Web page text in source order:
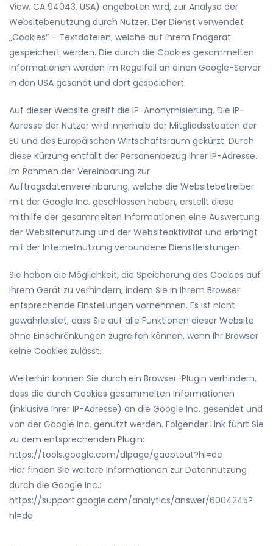
View, CA 94043, USA) angeboten wird, zur Analyse der
Websitebenutzung durch Nutzer. Der Dienst verwendet
„Cookies“ – Textdateien, welche auf Ihrem Endgerät
gespeichert werden. Die durch die Cookies gesammelten
Informationen werden im Regelfall an einen Google-Server
in den USA gesandt und dort gespeichert.
Auf dieser Website greift die IP-Anonymisierung. Die IP-
Adresse der Nutzer wird innerhalb der Mitgliedsstaaten der
EU und des Europäischen Wirtschaftsraum gekürzt. Durch
diese Kürzung entfällt der Personenbezug Ihrer IP-Adresse.
Im Rahmen der Vereinbarung zur
Auftragsdatenvereinbarung, welche die Websitebetreiber
mit der Google Inc. geschlossen haben, erstellt diese
mithilfe der gesammelten Informationen eine Auswertung
der Websitenutzung und der Websiteaktivität und erbringt
mit der Internetnutzung verbundene Dienstleistungen.
Sie haben die Möglichkeit, die Speicherung des Cookies auf
Ihrem Gerät zu verhindern, indem Sie in Ihrem Browser
entsprechende Einstellungen vornehmen. Es ist nicht
gewährleistet, dass Sie auf alle Funktionen dieser Website
ohne Einschränkungen zugreifen können, wenn Ihr Browser
keine Cookies zulässt.
Weiterhin können Sie durch ein Browser-Plugin verhindern,
dass die durch Cookies gesammelten Informationen
(inklusive Ihrer IP-Adresse) an die Google Inc. gesendet und
von der Google Inc. genutzt werden. Folgender Link führt Sie
zu dem entsprechenden Plugin:
https://tools.google.com/dlpage/gaoptout?hl=de
Hier finden Sie weitere Informationen zur Datennutzung
durch die Google Inc.:
https://support.google.com/analytics/answer/6004245?
hl=de